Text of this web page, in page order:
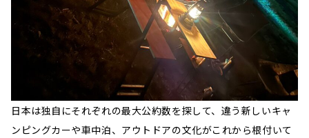
日本は独自にそれぞれの最大公約数を探して、違う新しいキャ
ンピングカーや車中泊、アウトドアの文化がこれから根付いて